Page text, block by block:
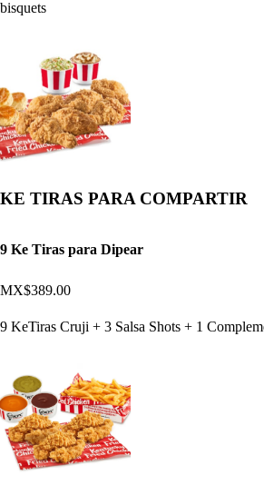
bisquets
KE TIRAS PARA COMPARTIR
9 Ke Tiras para Dipear
MX$389.00
9 KeTiras Cruji + 3 Salsa Shots + 1